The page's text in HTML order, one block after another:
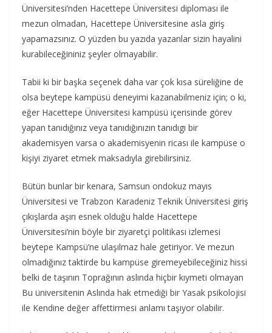
Üniversitesi’nden Hacettepe Üniversitesi diploması ile
mezun olmadan, Hacettepe Üniversitesine asla giriş
yapamazsınız. O yüzden bu yazıda yazanlar sizin hayalini
kurabileceğininiz şeyler olmayabilir.
Tabii ki bir başka seçenek daha var çok kısa süreliğine de
olsa beytepe kampüsü deneyimi kazanabilmeniz için; o ki,
eğer Hacettepe Üniversitesi kampüsü içerisinde görev
yapan tanıdığınız veya tanıdığınızın tanıdıgı bir
akademisyen varsa o akademisyenin ricası ile kampüse o
kişiyi ziyaret etmek maksadıyla girebilirsiniz.
Bütün bunlar bir kenara, Samsun ondokuz mayıs
Üniversitesi ve Trabzon Karadeniz Teknik Üniversitesi giriş
çıkışlarda aşırı esnek olduğu halde Hacettepe
Üniversitesi’nin böyle bir ziyaretçi politikası izlemesi
beytepe Kampsü’ne ulaşılmaz hale getiriyor. Ve mezun
olmadığınız taktirde bu kampüse giremeyebileceğiniz hissi
belki de taşının Toprağının aslında hiçbir kıymeti olmayan
Bu üniversitenin Aslında hak etmediği bir Yasak psikolojisi
ile Kendine değer affettirmesi anlamı taşıyor olabilir.